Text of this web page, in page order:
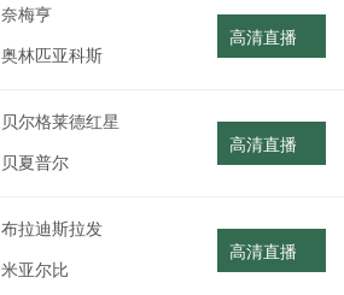
奈梅亨
奥林匹亚科斯
高清直播
贝尔格莱德红星
贝夏普尔
高清直播
布拉迪斯拉发
米亚尔比
高清直播